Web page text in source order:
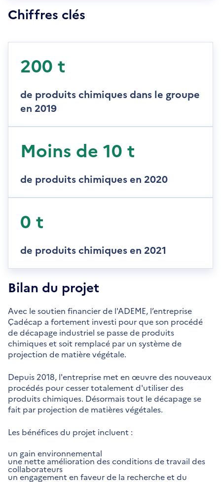
Chiffres clés
200 t
de produits chimiques dans le groupe
en 2019
Moins de 10 t
de produits chimiques en 2020
0 t
de produits chimiques en 2021
Bilan du projet
Avec le soutien financier de l'ADEME, l’entreprise
Çadécap a fortement investi pour que son procédé
de décapage industriel se passe de produits
chimiques et soit remplacé par un système de
projection de matière végétale.
Depuis 2018, l'entreprise met en œuvre des nouveaux
procédés pour cesser totalement d'utiliser des
produits chimiques. Désormais tout le décapage se
fait par projection de matières végétales.
Les bénéfices du projet incluent :
un gain environnemental
une nette amélioration des conditions de travail des
collaborateurs
un engagement en faveur de la recherche et du